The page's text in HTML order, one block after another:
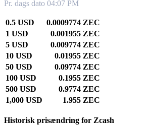
Pr. dags dato 04:07 PM
0.5 USD
0.0009774 ZEC
1 USD
0.001955 ZEC
5 USD
0.009774 ZEC
10 USD
0.01955 ZEC
50 USD
0.09774 ZEC
100 USD
0.1955 ZEC
500 USD
0.9774 ZEC
1,000 USD
1.955 ZEC
Historisk prisændring for Zcash